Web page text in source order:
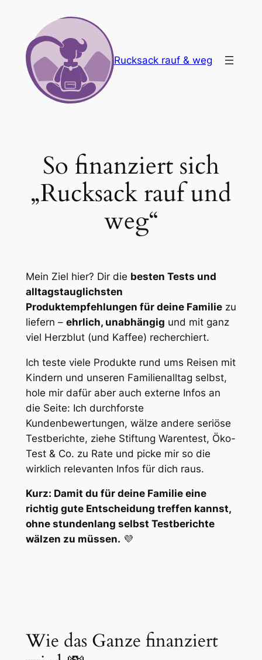
springen
Rucksack rauf & weg
So finanziert sich
„Rucksack rauf und
weg“
Mein Ziel hier? Dir die besten Tests und
alltagstauglichsten
Produktempfehlungen für deine Familiezu
liefern – ehrlich, unabhängig und mit ganz
viel Herzblut (und Kaffee) recherchiert.
Ich teste viele Produkte rund ums Reisen mit
Kindern und unseren Familienalltag selbst,
hole mir dafür aber auch externe Infos an
die Seite: Ich durchforste
Kundenbewertungen, wälze andere seriöse
Testberichte, ziehe Stiftung Warentest, Öko-
Test & Co. zu Rate und picke mir so die
wirklich relevanten Infos für dich raus.
Kurz: Damit du für deine Familie eine
richtig gute Entscheidung treffen kannst,
ohne stundenlang selbst Testberichte
wälzen zu müssen. 💜
Wie das Ganze finanziert